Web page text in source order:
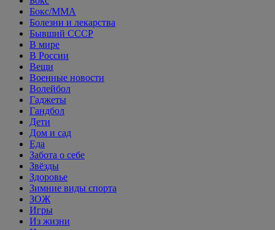
Бокс/MMA
Болезни и лекарства
Бывший СССР
В мире
В России
Вещи
Военные новости
Волейбол
Гаджеты
Гандбол
Дети
Дом и сад
Еда
Забота о себе
Звёзды
Здоровье
Зимние виды спорта
ЗОЖ
Игры
Из жизни